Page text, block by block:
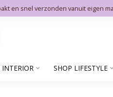
en snel verzonden vanuit eigen
INTERIOR SHOP LIFESTYLE